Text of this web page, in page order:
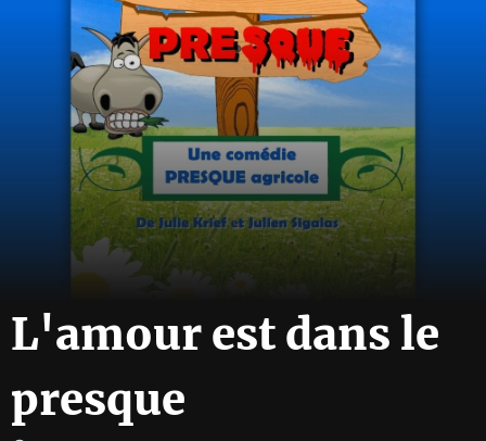
L'amour est dans le
presque